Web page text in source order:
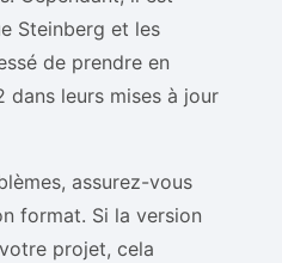
Steinberg et les
de prendre en
dans leurs mises à jour
assurez-vous
format. Si la version
projet, cela